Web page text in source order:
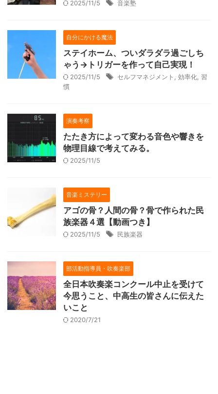
2025/11/5 音楽塾
自分にかける魔法
ステイホーム、ついダラダラ過ごしち
ゃう→トリガーを作って自己実現！
2025/11/5 セルフマネジメント 効率化 習
慣
演奏考察
たたき方によって変わる音色や響きを
物理目線で考えてみる。
2025/11/5
音楽ミステリー
アゴの骨？人間の骨？骨で作られた民
族楽器４選【動画つき】
2025/11/5 民族楽器
部活動指導員・吹奏楽部
全日本吹奏楽コンクール中止を受けて
今思うこと、中高生の皆さんに伝えた
いこと
2020/7/21